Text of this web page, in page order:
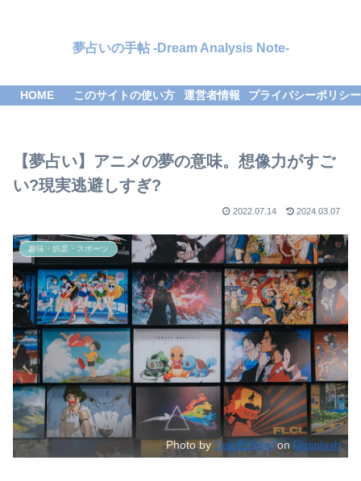
夢占いの手帖 -Dream Analysis Note-
HOME このサイトの使い方 運営者情報 プライバシーポリシー
【夢占い】アニメの夢の意味。想像力がすご
い?現実逃避しすぎ?
2022.07.14 2024.03.07
趣味・娯楽・スポーツ
Photo by Dex Ezekielon Unsplash